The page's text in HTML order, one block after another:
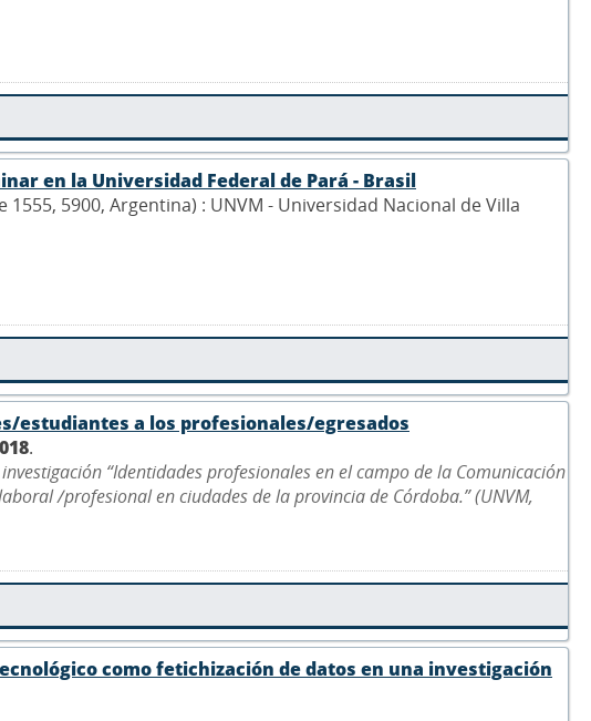
en la Universidad Federal de Pará - Brasil
5900, Argentina) : UNVM - Universidad Nacional de Villa
estudiantes a los profesionales/egresados
.
“Identidades profesionales en el campo de la Comunicación
/profesional en ciudades de la provincia de Córdoba.” (UNVM,
como fetichización de datos en una investigación